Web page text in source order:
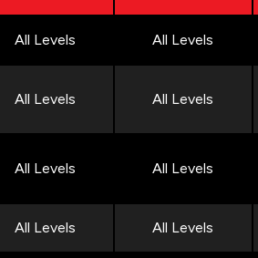
All Levels All Levels
All Levels All Levels
All Levels All Levels
All Levels All Levels